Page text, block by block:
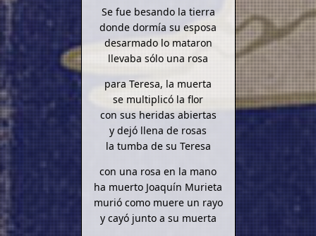
Se fue besando la tierra
donde dormía su esposa
desarmado lo mataron
llevaba sólo una rosa
para Teresa, la muerta
se multiplicó la flor
con sus heridas abiertas
y dejó llena de rosas
la tumba de su Teresa
con una rosa en la mano
ha muerto Joaquín Murieta
murió como muere un rayo
y cayó junto a su muerta